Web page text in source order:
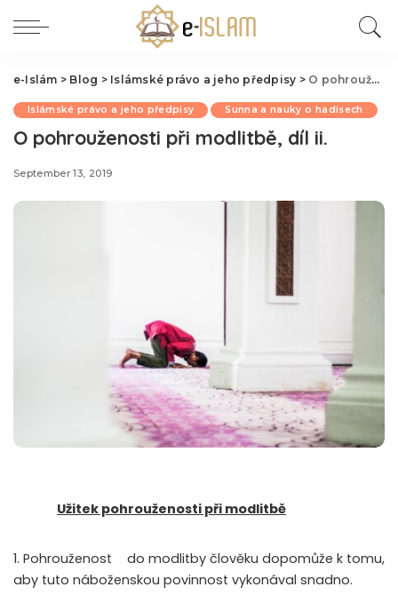
e-Islám > Blog > Islámské právo a jeho předpisy > O pohrouženosti při modlitbě, díl ii.
Islámské právo a jeho předpisy Sunna a nauky o hadísech
O pohrouženosti při modlitbě, díl ii.
September 13, 2019
Užitek pohrouženosti při modlitbě
1. Pohrouženost
do modlitby člověku dopomůže k tomu,
aby tuto náboženskou povinnost vykonával snadno.